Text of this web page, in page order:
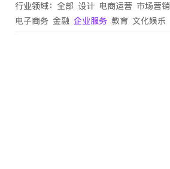
行业领域： 全部 设计 电商运营 市场营销
电子商务 金融 企业服务 教育 文化娱乐